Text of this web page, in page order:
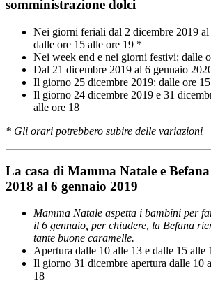
somministrazione dolci
Nei giorni feriali dal 2 dicembre 2019 al
dalle ore 15 alle ore 19 *
Nei week end e nei giorni festivi: dalle
Dal 21 dicembre 2019 al 6 gennaio
Il giorno 25 dicembre 2019: dalle ore
Il giorno 24 dicembre 2019 e 31
alle ore 18
* Gli orari potrebbero subire delle variazioni
La casa di Mamma Natale e
2018 al 6 gennaio 2019
Mamma Natale aspetta i bambini per
il 6 gennaio, per chiudere, la Befana
tante buone caramelle.
Apertura dalle 10 alle 13 e dalle 15 alle
Il giorno 31 dicembre apertura dalle 10
18